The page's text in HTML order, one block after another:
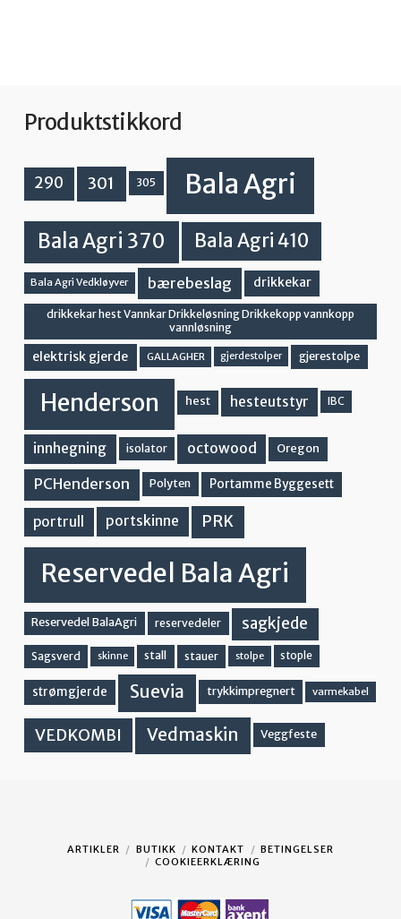
Produktstikkord
290 301 305 Bala Agri
Bala Agri 370 Bala Agri 410
Bala Agri Vedkløyver bærebeslag drikkekar
drikkekar hest Vannkar Drikkeløsning Drikkekopp vannkopp
vannløsning
elektrisk gjerde GALLAGHER gjerdestolper gjerestolpe
Henderson hest hesteutstyr IBC
innhegning isolator octowood Oregon
PCHenderson Polyten Portamme Byggesett
portrull portskinne PRK
Reservedel Bala Agri
Reservedel BalaAgri reservedeler sagkjede
Sagsverd skinne stall stauer stolpe stople
strømgjerde Suevia trykkimpregnert varmekabel
VEDKOMBI Vedmaskin Veggfeste
ARTIKLER BUTIKK KONTAKT
BETINGELSER
COOKIEERKLÆRING